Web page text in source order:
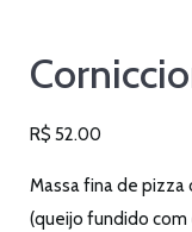
R$ 52.00
Massa fina de
(queijo fundido com